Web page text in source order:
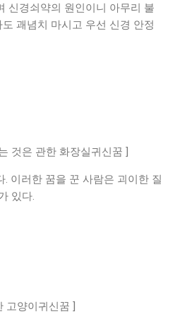
신경쇠약의 원인이니 아무리 불
괘념치 마시고 우선 신경 안정
것은 관한 화장실귀신꿈 ]
이러한 꿈을 꾼 사람은 괴이한 질
있다.
고양이귀신꿈 ]